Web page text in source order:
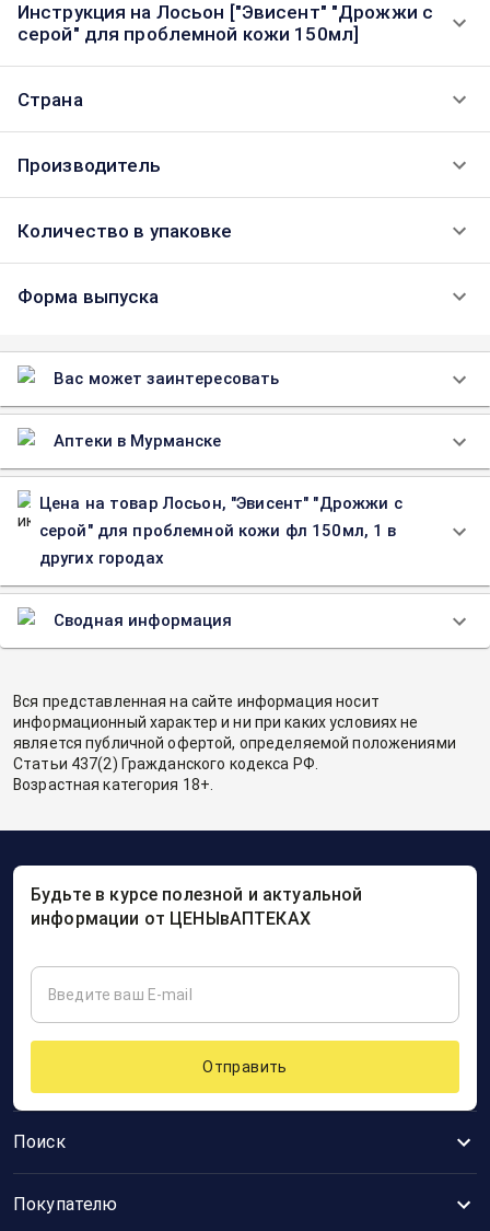
Инструкция на Лосьон ["Эвисент" "Дрожжи с
серой" для проблемной кожи 150мл]
Страна
Производитель
Количество в упаковке
Форма выпуска
Вас может заинтересовать
Аптеки в Мурманске
Цена на товар Лосьон, "Эвисент" "Дрожжи с
серой" для проблемной кожи фл 150мл, 1 в
других городах
Сводная информация
Вся представленная на сайте информация носит
информационный характер и ни при каких условиях не
является публичной офертой, определяемой положениями
Статьи 437(2) Гражданского кодекса РФ.
Возрастная категория 18+.
Поиск
Покупателю
Будьте в курсе полезной и актуальной
информации от ЦЕНЫвАПТЕКАХ
Отправить